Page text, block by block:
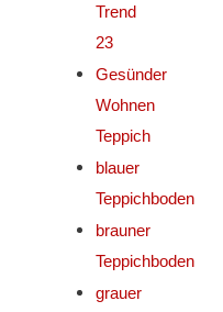
Trend
23
Gesünder
Wohnen
Teppich
blauer
Teppichboden
brauner
Teppichboden
grauer